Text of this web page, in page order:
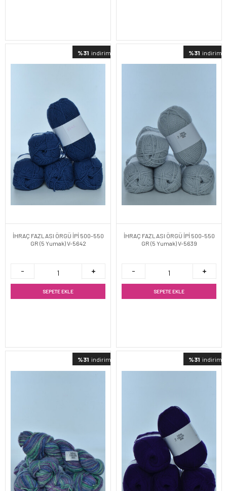
%31 indirimli
İHRAÇ FAZLASI ÖRGÜ İPİ 500-550
GR (5 Yumak) V-5642
SEPETE EKLE
%31 indirimli
İHRAÇ FAZLASI ÖRGÜ İPİ 500-550
GR (5 Yumak) V-5639
SEPETE EKLE
%31 indirimli %31 indirimli